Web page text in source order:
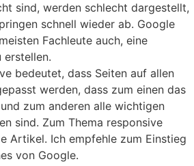
sind, werden schlecht dargestellt,
schnell wieder ab. Google
Fachleute auch, eine
erstellen.
bedeutet, dass Seiten auf allen
werden, dass zum einen das
zum anderen alle wichtigen
sind. Zum Thema responsive
Artikel. Ich empfehle zum Einstieg
von Google.